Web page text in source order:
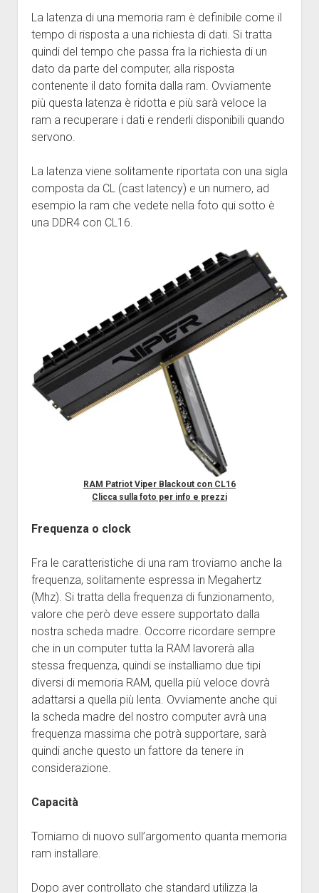
La latenza di una memoria ram è definibile come il
tempo di risposta a una richiesta di dati. Si tratta
quindi del tempo che passa fra la richiesta di un
dato da parte del computer, alla risposta
contenente il dato fornita dalla ram. Ovviamente
più questa latenza è ridotta e più sarà veloce la
ram a recuperare i dati e renderli disponibili quando
servono.
La latenza viene solitamente riportata con una sigla
composta da CL (cast latency) e un numero, ad
esempio la ram che vedete nella foto qui sotto è
una DDR4 con CL16.
RAM Patriot Viper Blackout con CL16
Clicca sulla foto per info e prezzi
Frequenza o clock
Fra le caratteristiche di una ram troviamo anche la
frequenza, solitamente espressa in Megahertz
(Mhz). Si tratta della frequenza di funzionamento,
valore che però deve essere supportato dalla
nostra scheda madre. Occorre ricordare sempre
che in un computer tutta la RAM lavorerà alla
stessa frequenza, quindi se installiamo due tipi
diversi di memoria RAM, quella più veloce dovrà
adattarsi a quella più lenta. Ovviamente anche qui
la scheda madre del nostro computer avrà una
frequenza massima che potrà supportare, sarà
quindi anche questo un fattore da tenere in
considerazione.
Capacità
Torniamo di nuovo sull’argomento quanta memoria
ram installare.
Dopo aver controllato che standard utilizza la